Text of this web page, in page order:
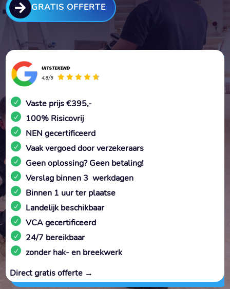
 GRATIS OFFERTE
Vaste prijs €395,-
100% Risicovrij
NEN gecertificeerd
Vaak vergoed door verzekeraars
Geen oplossing? Geen betaling!
Verslag binnen 3 werkdagen
Binnen 1 uur ter plaatse
Landelijk beschikbaar
VCA gecertificeerd
24/7 bereikbaar
zonder hak- en breekwerk
Direct gratis offerte →